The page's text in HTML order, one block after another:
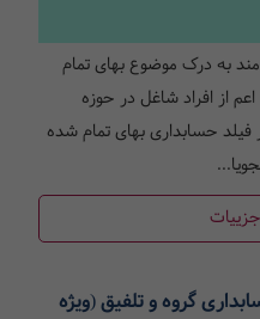
به درک موضوع بهای تمام
از افراد شاغل در حوزه
حسابداری بهای تمام شده
گروه و تلفیق (ویژه